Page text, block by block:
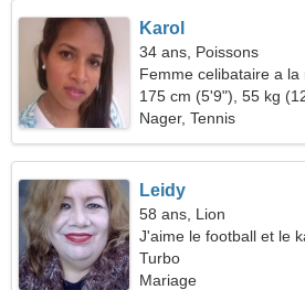
Karol
34 ans, Poissons
Femme celibataire a
46
175 cm (5'9"), 55 kg
Nager, Tennis
Leidy
58 ans, Lion
J'aime le football et le
Turbo
Mariage